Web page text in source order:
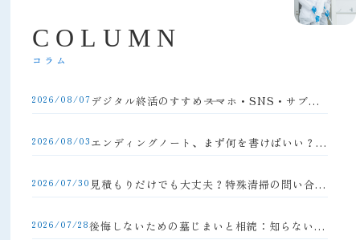
C O L U M N
コラム
2026/08/07 デジタル終活のすすめ――スマホ・SNS・サブスクの整理方法
2026/08/03 エンディングノート、まず何を書けばいい？初心者向け完全ガイド
2026/07/30 見積もりだけでも大丈夫？特殊清掃の問い合わせの流れと注意点
2026/07/28 後悔しないための墓じまいと相続：知らないと損する手続きの落とし穴